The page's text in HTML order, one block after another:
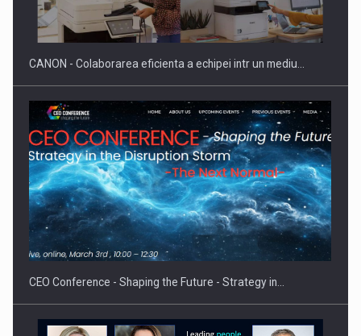
reglementari…
Proteinmaxxing and the Future of Protein Demand
CANON - Colaborarea eficienta a echipei intr un mediu…
CEO Conference - Shaping the Future - Strategy in…